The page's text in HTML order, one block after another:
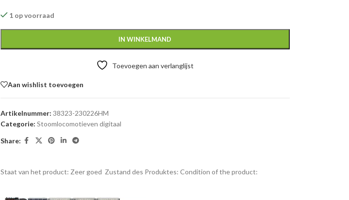
1 op voorraad
IN WINKELMAND
Toevoegen aan verlanglijst
Aan wishlist toevoegen
Artikelnummer: 38323-230226HM
Categorie: Stoomlocomotieven digitaal
Share:
Staat van het product: Zeer goed Zustand des Produktes: Condition of the product: